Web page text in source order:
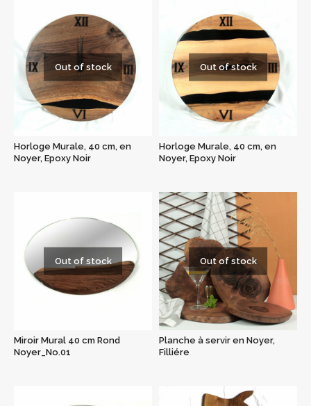
Out of stock
Horloge Murale, 40 cm, en
Noyer, Epoxy Noir
Out of stock
Horloge Murale, 40 cm, en
Noyer, Epoxy Noir
Out of stock
Miroir Mural 40 cm Rond
Noyer_No.01
Out of stock
Planche à servir en Noyer,
Filliére